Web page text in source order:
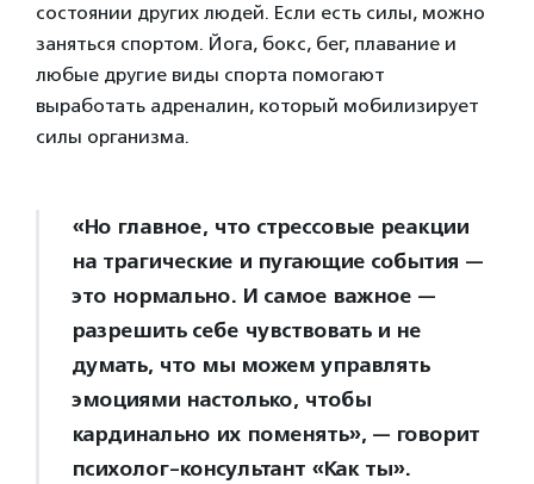
состоянии других людей. Если есть силы, можно
заняться спортом. Йога, бокс, бег, плавание и
любые другие виды спорта помогают
выработать адреналин, который мобилизирует
силы организма.
«Но главное, что стрессовые реакции
на трагические и пугающие события —
это нормально. И самое важное —
разрешить себе чувствовать и не
думать, что мы можем управлять
эмоциями настолько, чтобы
кардинально их поменять», — говорит
психолог-консультант «Как ты».